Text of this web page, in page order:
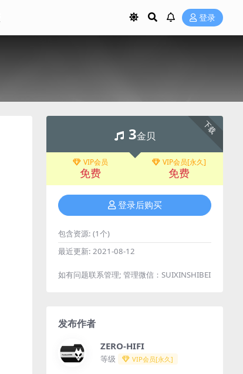
登录
下载
3金贝
VIP会员
免费
VIP会员[永久]
免费
登录后购买
包含资源: (1个)
最近更新: 2021-08-12
如有问题联系管理; 管理微信：SUIXINSHIBEI
发布作者
ZERO-HIFI
等级 VIP会员[永久]